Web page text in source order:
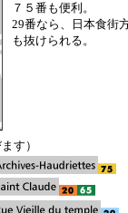
７５番も便利。
29番なら、日本食街
も抜けられる。
す）